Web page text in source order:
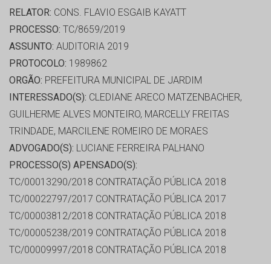
RELATOR: CONS. FLAVIO ESGAIB KAYATT
PROCESSO: TC/8659/2019
ASSUNTO: AUDITORIA 2019
PROTOCOLO: 1989862
ORGÃO: PREFEITURA MUNICIPAL DE JARDIM
INTERESSADO(S): CLEDIANE ARECO MATZENBACHER,
GUILHERME ALVES MONTEIRO, MARCELLY FREITAS
TRINDADE, MARCILENE ROMEIRO DE MORAES
ADVOGADO(S): LUCIANE FERREIRA PALHANO
PROCESSO(S) APENSADO(S):
TC/00013290/2018 CONTRATAÇÃO PÚBLICA 2018
TC/00022797/2017 CONTRATAÇÃO PÚBLICA 2017
TC/00003812/2018 CONTRATAÇÃO PÚBLICA 2018
TC/00005238/2019 CONTRATAÇÃO PÚBLICA 2018
TC/00009997/2018 CONTRATAÇÃO PÚBLICA 2018